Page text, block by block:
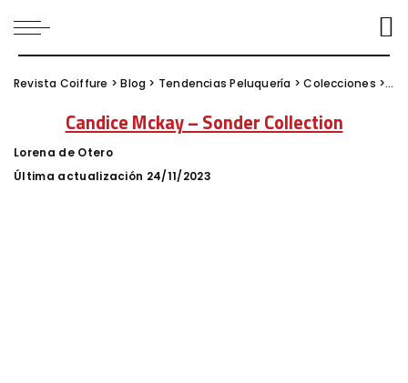
Revista Coiffure >Blog > Tendencias Peluquería >Colecciones >
Candice Mckay – Sonder Collection
Posted
by
Lorena de Otero
Última actualización 24/11/2023